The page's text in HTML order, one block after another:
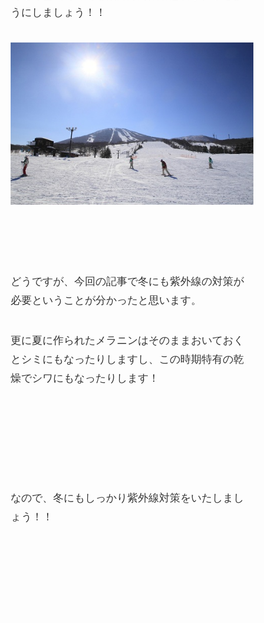
うにしましょう！！
どうですが、今回の記事で冬にも紫外線の対策が
必要ということが分かったと思います。
更に夏に作られたメラニンはそのままおいておく
とシミにもなったりしますし、この時期特有の乾
燥でシワにもなったりします！
なので、冬にもしっかり紫外線対策をいたしまし
ょう！！